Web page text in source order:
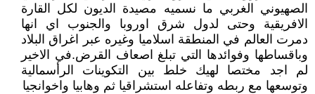
الصهيوني الغربي ما نسميه مصيدة الديون لكل القارة
الافريقية وحتى لدول شرق اوروبا والجنوب اي انها
دمرت العالم في المنطقة اسلاميا وغيره عبر اغراق البلاد
وباقساطها وفوائدها التي تبلغ اصعاف القرض.في الاخير
لم اجد مختصا لهيك خلط بين التكوينات الرأسمالية
وتوسعها مع ربطه وتفاعله استشراقيا ثم وهابيا واخوانجيا